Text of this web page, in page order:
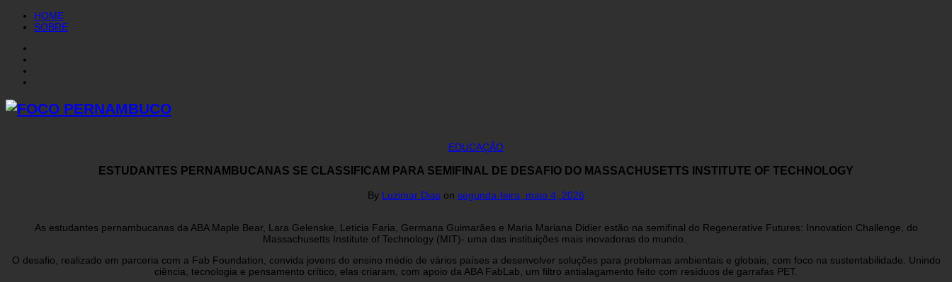
HOME
SOBRE
EDUCAÇÃO
ESTUDANTES PERNAMBUCANAS SE CLASSIFICAM PARA SEMIFINAL DE DESAFIO DO MASSACHUSETTS INSTITUTE OF TECHNOLOGY
By Luzimar Dias on segunda-feira, maio 4, 2026
As estudantes pernambucanas da ABA Maple Bear, Lara Gelenske, Leticia Faria, Germana Guimarães e Maria Mariana Didier estão na semifinal do Regenerative Futures: Innovation Challenge, do
Massachusetts Institute of Technology (MIT)- uma das instituições mais inovadoras do mundo.
O desafio, realizado em parceria com a Fab Foundation, convida jovens do ensino médio de vários países a desenvolver soluções para problemas ambientais e globais, com foco na sustentabilidade. Unindo
ciência, tecnologia e pensamento crítico, elas criaram, com apoio da ABA FabLab, um filtro antialagamento feito com resíduos de garrafas PET.